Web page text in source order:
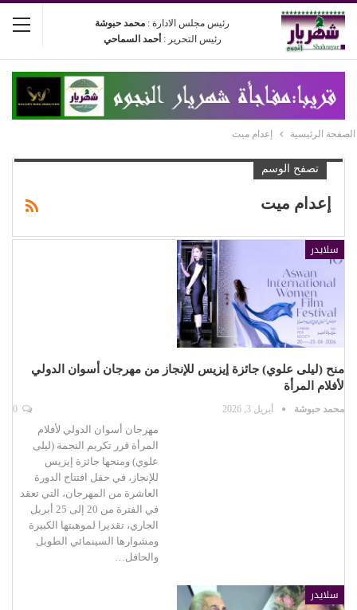
رئيس مجلس الادارة : محمد حبوشة
رئيس التحرير : أحمد السماحي
الصفحة الرئيسية إعدام ميت
تصفح الوسم
إعدام ميت
سلايدر
منح (ليلى علوي) جائزة إيزيس للإنجاز من مهرجان أسوان الدولي
لأفلام المرأة
محمد حبوشة أبريل 3, 2026
مهرجان أسوان الدولي لأفلام
المرأة قرر تكريم النجمة (ليلى
علوي) ومنحها جائزة إيزيس
للإنجاز، في حفل افتتاح الدورة
العاشرة من المهرجان، التي تعقد
في الفترة من 20 إلى 25 أبريل
الجاري، تقديرا لموهبتها الكبيرة
ومشوارها السينمائي الطويل
والحافل…
سلايدر